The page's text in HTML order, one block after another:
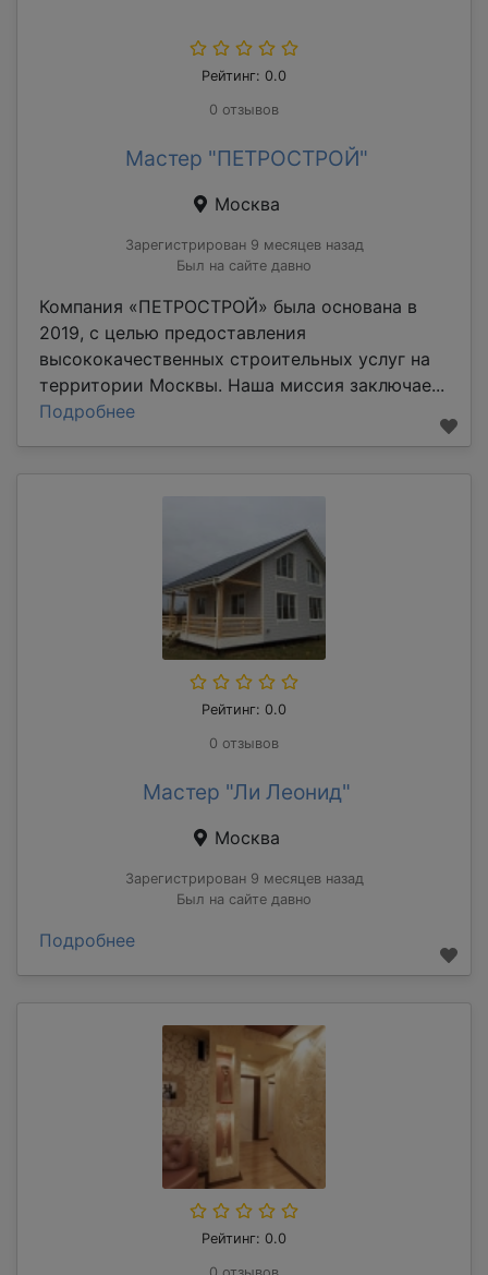
Рейтинг: 0.0
0 отзывов
Мастер "ПЕТРОСТРОЙ"
Москва
Зарегистрирован 9 месяцев назад
Был на сайте давно
Компания «ПЕТРОСТРОЙ» была основана в
2019, с целью предоставления
высококачественных строительных услуг на
территории Москвы. Наша миссия заключае...
Подробнее
Рейтинг: 0.0
0 отзывов
Мастер "Ли Леонид"
Москва
Зарегистрирован 9 месяцев назад
Был на сайте давно
Подробнее
Рейтинг: 0.0